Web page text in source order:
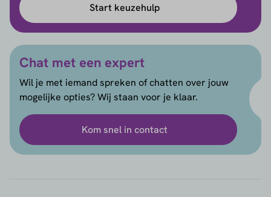
Start keuzehulp
Chat met een expert
Wil je met iemand spreken of chatten over jouw
mogelijke opties? Wij staan voor je klaar.
Kom snel in contact